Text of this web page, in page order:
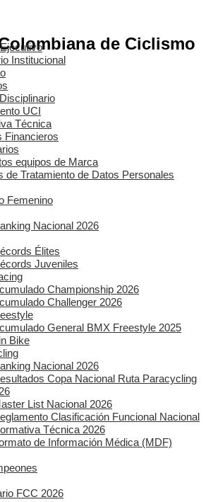
de Ciclismo
Institucional
UCI
Técnica
Financieros
equipos de Marca
de Tratamiento de Datos Personales
Femenino
Nacional 2026
Élites
Juveniles
Championship 2026
Challenger 2026
General BMX Freestyle 2025
Bike
Nacional 2026
Copa Nacional Ruta Paracycling
List Nacional 2026
Clasificación Funcional Nacional
Técnica 2026
de Información Médica (MDF)
FCC 2026